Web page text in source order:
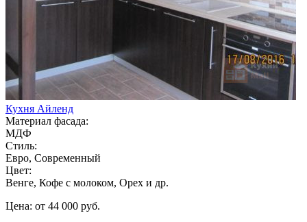
Кухня Айленд
Материал фасада:
МДФ
Стиль:
Евро, Современный
Цвет:
Венге, Кофе с молоком, Орех и др.
Цена: от 44 000 руб.